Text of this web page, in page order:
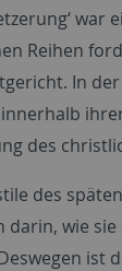
Reihen
In
des
des
wie
ist